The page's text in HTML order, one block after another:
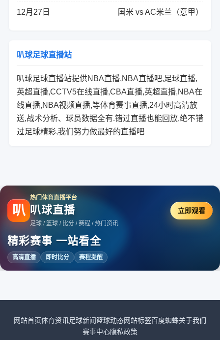
12月27日 国米 vs AC米兰（意甲）
叭球足球直播站
叭球足球直播站提供NBA直播,NBA直播吧,足球直播,
英超直播,CCTV5在线直播,CBA直播,英超直播,NBA在
线直播,NBA视频直播,等体育赛事直播,24小时高清放
送,战术分析、球员数据全有.错过直播也能回放,绝不错
过足球精彩,我们努力做最好的直播吧
叭
热门体育直播平台
叭球直播
足球 / 篮球 / 比分 / 赛程 / 热门资讯
精彩赛事 一站看全
高清直播 即时比分 赛程提醒
立即观看
网站首页体育资讯 足球新闻篮球动态网站标签百度蜘蛛关于我们
赛事中心隐私政策